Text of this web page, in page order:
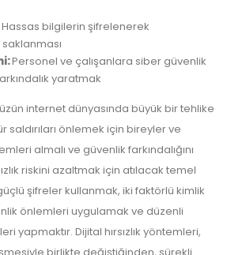
Hassas bilgilerin şifrelenerek
Personel ve çalışanlara siber güvenlik
yaratmak
internet dünyasında büyük bir tehlike
saldırıları önlemek için bireyler ve
almalı ve güvenlik farkındalığını
riskini azaltmak için atılacak temel
şifreler kullanmak, iki faktörlü kimlik
önlemleri uygulamak ve düzenli
yapmaktır. Dijital hırsızlık yöntemleri,